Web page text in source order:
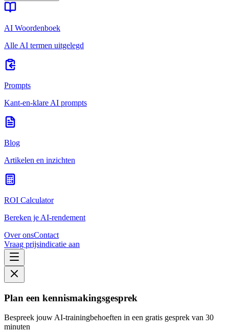
AI Woordenboek
Alle AI termen uitgelegd
Prompts
Kant-en-klare AI prompts
Blog
Artikelen en inzichten
ROI Calculator
Bereken je AI-rendement
Over onsContact
Vraag prijsindicatie aan
Plan een kennismakingsgesprek
Bespreek jouw AI-trainingbehoeften in een gratis gesprek van 30
minuten